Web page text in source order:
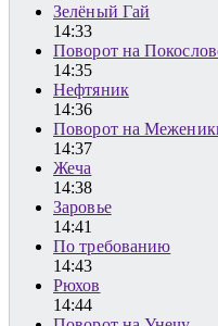
Зелёный Гай
14:33
Поворот на
14:35
Нефтяник
14:36
Поворот на
14:37
Жеча
14:38
Заровье
14:41
По требованию
14:43
Рюхов
14:44